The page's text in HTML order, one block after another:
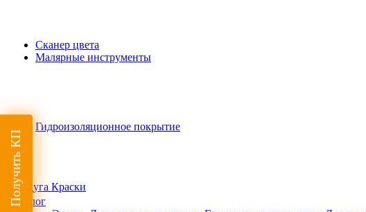
Получить КП
Сканер цвета
Малярные инструменты
Гидроизоляционное покрытие
Каталог